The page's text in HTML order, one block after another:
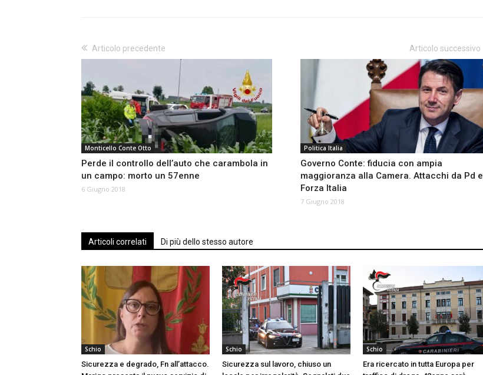
Articolo precedente
Monticello Conte Otto
Perde il controllo dell’auto che carambola in
un campo: morto un 57enne
6 Giugno 2018
Articolo successivo
Politica Italia
Governo Conte: fiducia con ampia
maggioranza alla Camera. Attacchi da Pd e
Forza Italia
7 Giugno 2018
Articoli correlati Di più dello stesso autore
Schio
Sicurezza e degrado, Fn all’attacco.
Schio
Sicurezza sul lavoro, chiuso un
Schio
Era ricercato in tutta Europa per